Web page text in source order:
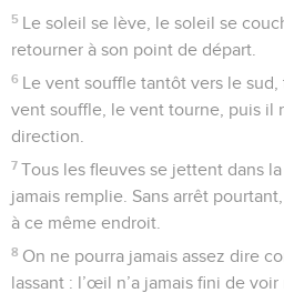
5 Le soleil se lève, le soleil se
retourner à son point de départ.
6 Le vent souffle tantôt vers le
vent souffle, le vent tourne, puis il
direction.
7 Tous les fleuves se jettent dans
jamais remplie. Sans arrêt
à ce même endroit.
8 On ne pourra jamais assez dire
lassant : l’œil n’a jamais fini de voir